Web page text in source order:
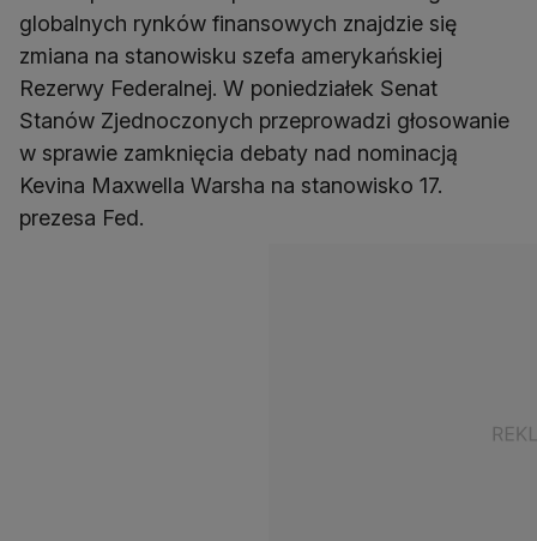
globalnych rynków finansowych znajdzie się
zmiana na stanowisku szefa amerykańskiej
Rezerwy Federalnej. W poniedziałek Senat
Stanów Zjednoczonych przeprowadzi głosowanie
w sprawie zamknięcia debaty nad nominacją
Kevina Maxwella Warsha na stanowisko 17.
prezesa Fed.